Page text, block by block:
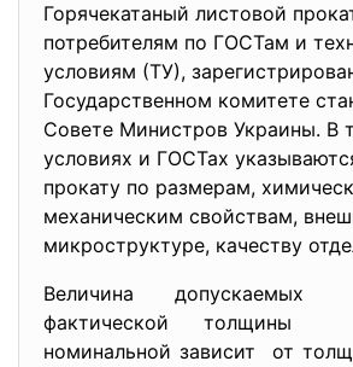
Горячекатаный листовой
потребителям по ГОСТам и
условиям (ТУ),
Государственном комитете
Совете Министров Украины. В
условиях и ГОСТах
прокату по размерам,
механическим свойствам,
микроструктуре, качеству
Величина допускаемых
фактической толщины
номинальной зависит от